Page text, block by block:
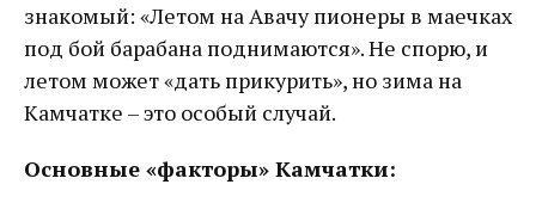
знакомый: «Летом на Авачу пионеры в маечках
под бой барабана поднимаются». Не спорю, и
летом может «дать прикурить», но зима на
Камчатке – это особый случай.
Основные «факторы» Камчатки: